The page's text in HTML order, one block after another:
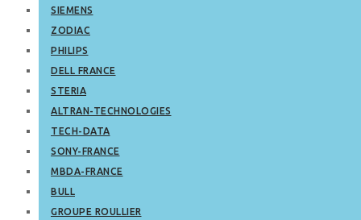
SIEMENS
ZODIAC
PHILIPS
DELL FRANCE
STERIA
ALTRAN-TECHNOLOGIES
TECH-DATA
SONY-FRANCE
MBDA-FRANCE
BULL
GROUPE ROULLIER